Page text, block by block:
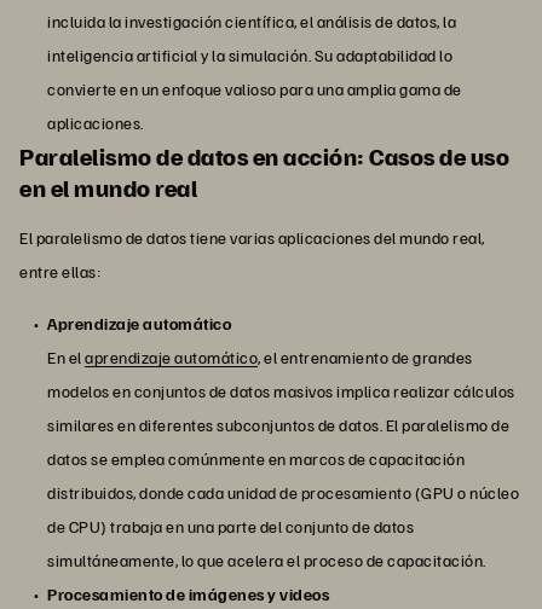
incluida la investigación científica, el análisis de datos, la
inteligencia artificial y la simulación. Su adaptabilidad lo
convierte en un enfoque valioso para una amplia gama de
aplicaciones.
Paralelismo de datos en acción: Casos de uso
en el mundo real
El paralelismo de datos tiene varias aplicaciones del mundo real,
entre ellas:
Aprendizaje automático
En elaprendizaje automático, el entrenamiento de grandes
modelos en conjuntos de datos masivos implica realizar cálculos
similares en diferentes subconjuntos de datos. El paralelismo de
datos se emplea comúnmente en marcos de capacitación
distribuidos, donde cada unidad de procesamiento (GPU o núcleo
de CPU) trabaja en una parte del conjunto de datos
simultáneamente, lo que acelera el proceso de capacitación.
Procesamiento de imágenes y videos